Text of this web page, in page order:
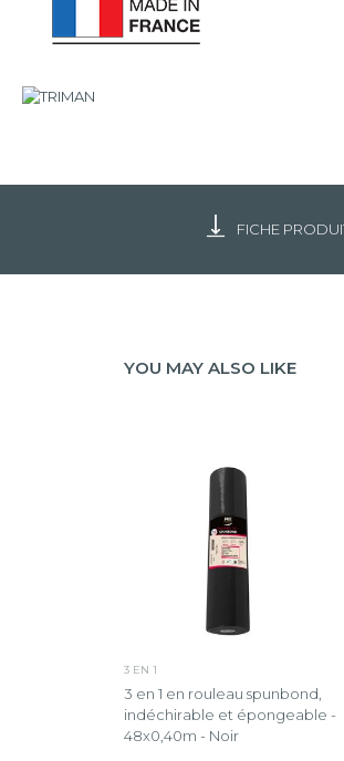
FICHE
YOU MAY ALSO LIKE
3 EN 1
3 en 1 en rouleau spunbond,
indéchirable et épongeable -
48x0,40m - Noir